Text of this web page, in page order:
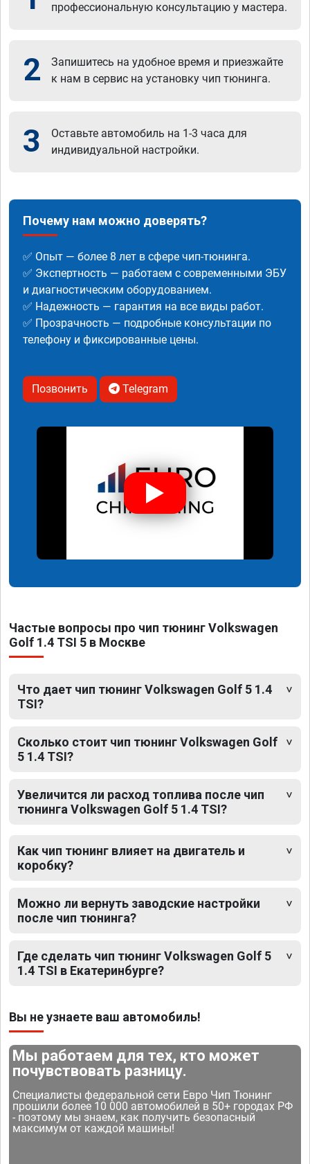
профессиональную консультацию у мастера.
2
Запишитесь на удобное время и приезжайте
к нам в сервис на установку чип тюнинга.
3
Оставьте автомобиль на 1-3 часа для
индивидуальной настройки.
Почему нам можно доверять?
✅ Опыт — более 8 лет в сфере чип-тюнинга.
✅ Экспертность — работаем с современными ЭБУ
и диагностическим оборудованием.
✅ Надежность — гарантия на все виды работ.
✅ Прозрачность — подробные консультации по
телефону и фиксированные цены.
Позвонить Telegram
Частые вопросы про чип тюнинг Volkswagen
Golf 1.4 TSI 5 в Москве
Что дает чип тюнинг Volkswagen Golf 5 1.4
TSI?
Сколько стоит чип тюнинг Volkswagen Golf
5 1.4 TSI?
Увеличится ли расход топлива после чип
тюнинга Volkswagen Golf 5 1.4 TSI?
Как чип тюнинг влияет на двигатель и
коробку?
Можно ли вернуть заводские настройки
после чип тюнинга?
Где сделать чип тюнинг Volkswagen Golf 5
1.4 TSI в Екатеринбурге?
Вы не узнаете ваш автомобиль!
Мы работаем для тех, кто может
почувствовать разницу.
Специалисты федеральной сети Евро Чип Тюнинг
прошили более 10 000 автомобилей в 50+ городах РФ
- поэтому мы знаем, как получить безопасный
максимум от каждой машины!